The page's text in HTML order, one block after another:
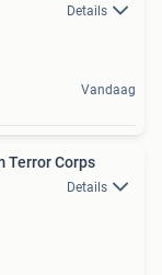
Details
Vandaag
Terror Corps
Details